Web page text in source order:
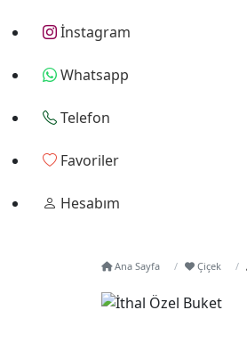
İnstagram
Whatsapp
Telefon
Favoriler
Hesabım
Ana Sayfa Çiçek